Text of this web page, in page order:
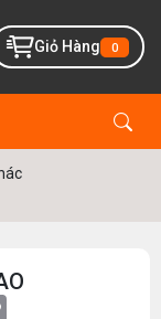
Giỏ Hàng 0